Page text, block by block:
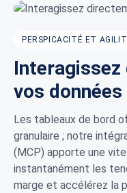
PERSPICACITÉ ET
vos données
Les tableaux de bord
granulaire ; notre
(MCP) apporte une
instantanément les
marge et accélérez la